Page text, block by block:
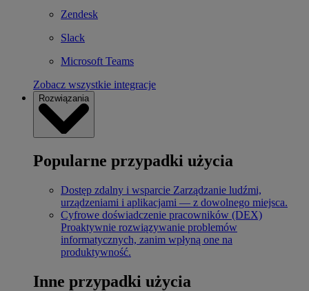
Zendesk
Slack
Microsoft Teams
Zobacz wszystkie integracje
Rozwiązania
Popularne przypadki użycia
Dostęp zdalny i wsparcie Zarządzanie ludźmi,
urządzeniami i aplikacjami — z dowolnego miejsca.
Cyfrowe doświadczenie pracowników (DEX)
Proaktywnie rozwiązywanie problemów
informatycznych, zanim wpłyną one na
produktywność.
Inne przypadki użycia